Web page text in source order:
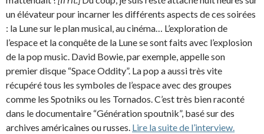
un élévateur pour incarner les différents aspects de ces soirées
: la Lune sur le plan musical, au cinéma… L’exploration de
l’espace et la conquête de la Lune se sont faits avec l’explosion
de la pop music. David Bowie, par exemple, appelle son
premier disque “Space Oddity”. La pop a aussi très vite
récupéré tous les symboles de l’espace avec des groupes
comme les Spotniks ou les Tornados. C’est très bien raconté
dans le documentaire “Génération spoutnik”, basé sur des
archives américaines ou russes. Lire la suite de l’interview.